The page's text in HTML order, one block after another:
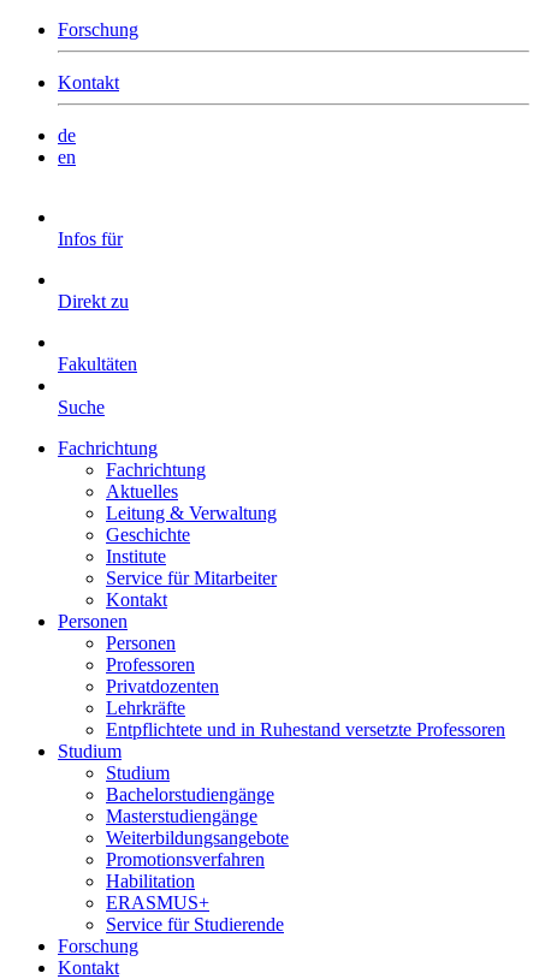
Forschung
Kontakt
de
en
Infos für
Direkt zu
Fakultäten
Suche
Fachrichtung
Fachrichtung
Aktuelles
Leitung & Verwaltung
Geschichte
Institute
Service für Mitarbeiter
Kontakt
Personen
Personen
Professoren
Privatdozenten
Lehrkräfte
Entpflichtete und in Ruhestand versetzte Professoren
Studium
Studium
Bachelorstudiengänge
Masterstudiengänge
Weiterbildungsangebote
Promotionsverfahren
Habilitation
ERASMUS+
Service für Studierende
Forschung
Kontakt